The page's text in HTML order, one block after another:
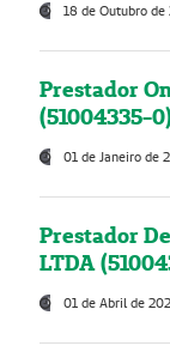
18 de Outubro de
Prestador
(51004335-
01 de Janeiro de
Prestador
LTDA
01 de Abril de